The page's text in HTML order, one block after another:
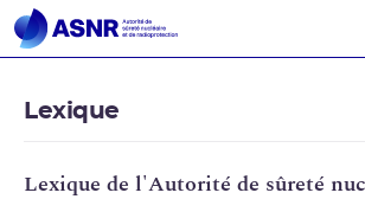
Lexique
Lexique de l'Autorité de sûreté